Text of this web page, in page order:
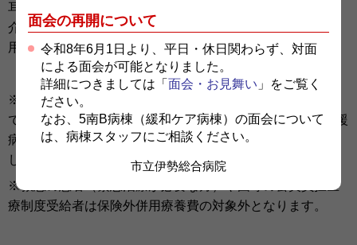
面会の再開について
令和8年6月1日より、平日・休日関わらず、対面
による面会が可能となりました。
詳細につきましては「 面会・お見舞い 」をご覧く
ださい。
なお、5南B病棟（緩和ケア病棟）の面会について
は、病棟スタッフにご相談ください。
市立伊勢総合病院
耳鼻いんこう科は、紹介状がなくても受診できますが、紹
介状を持たずに受診される場合、診療費とは別に保険外併
用療養費（※）（7,700円）が原則かかります。
※保険外併用療養費とは、初期の治療は地域の診療所など
で行い、高度・専門医療は病院（200床以上の地域医療支援
病院）が受け持つという、医療機能の分担の推進を目的と
して厚生労働省により制定された制度です。
※救急の患者（緊急治療が必要な方）や国等の公費負担医
療制度受給者は保険外併用療養費の対象外となります。